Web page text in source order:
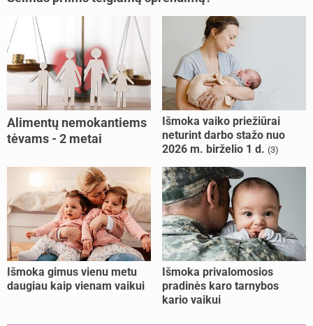
Alimentų nemokantiems
tėvams - 2 metai
Išmoka vaiko priežiūrai
neturint darbo stažo nuo
2026 m. birželio 1 d. (3)
Išmoka gimus vienu metu
daugiau kaip vienam vaikui
Išmoka privalomosios
pradinės karo tarnybos
kario vaikui